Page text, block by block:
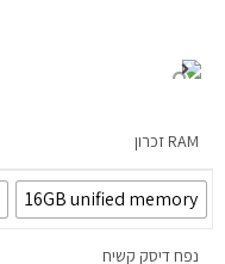
RAM זכרון
16GB unified memory
נפח דיסק קשיח